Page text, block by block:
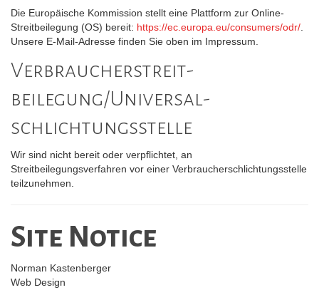
Die Europäische Kommission stellt eine Plattform zur Online-
Streitbeilegung (OS) bereit: https://ec.europa.eu/consumers/odr/.
Unsere E-Mail-Adresse finden Sie oben im Impressum.
Verbraucher­streit­
beilegung/Universal­
schlichtungs­stelle
Wir sind nicht bereit oder verpflichtet, an
Streitbeilegungsverfahren vor einer Verbraucherschlichtungsstelle
teilzunehmen.
Site Notice
Norman Kastenberger
Web Design